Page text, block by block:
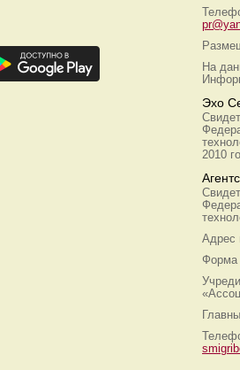
На
Эхо
2010
Адрес
Форма